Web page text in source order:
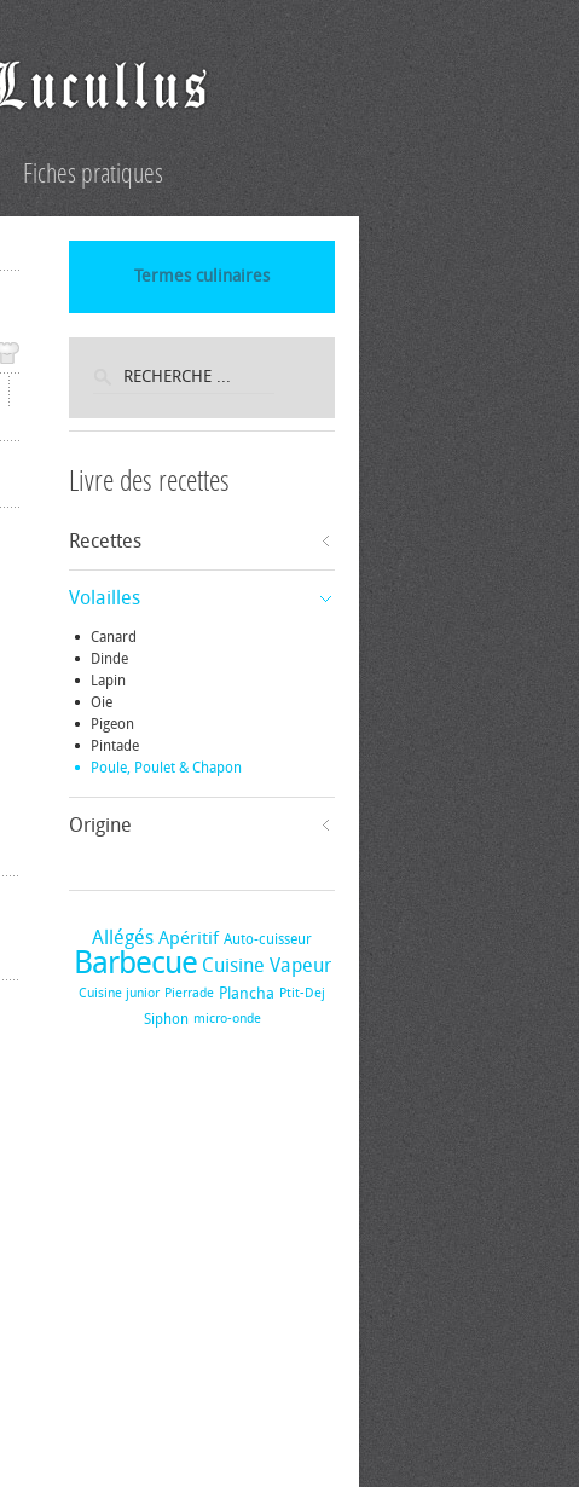
Fiches pratiques
Termes culinaires
Livre des recettes
Recettes
Volailles
Canard
Dinde
Lapin
Oie
Pigeon
Pintade
Poule, Poulet & Chapon
Origine
Allégés Apéritif Auto-cuisseur
Barbecue Cuisine Vapeur
Cuisine junior Pierrade Plancha Ptit-Dej
Siphon micro-onde